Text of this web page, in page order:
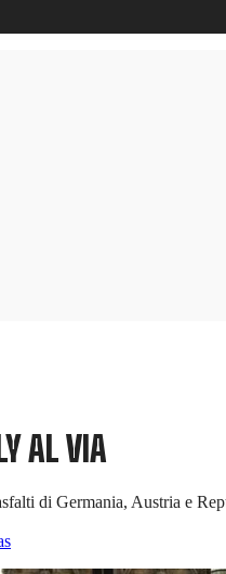
AL VIA
di Germania, Austria e